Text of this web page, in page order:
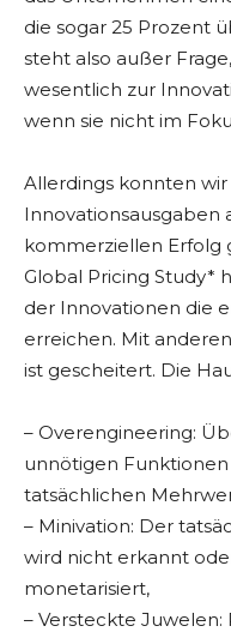
die sogar 25 Prozent
steht also außer
wesentlich zur
wenn sie nicht im
Allerdings konnten
Innovationsausgaben
kommerziellen Erfolg
Global Pricing Study*
der Innovationen die
erreichen. Mit
ist gescheitert. Die
– Overengineering:
unnötigen
tatsächlichen
– Minivation: Der
wird nicht erkannt
monetarisiert,
– Versteckte